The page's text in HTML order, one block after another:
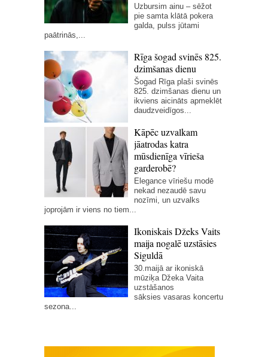
Uzbursim ainu – sēžot
pie samta klātā pokera
galda, pulss jūtami
paātrinās,...
Rīga šogad svinēs 825.
dzimšanas dienu
Šogad Rīga plaši svinēs
825. dzimšanas dienu un
ikviens aicināts apmeklēt
daudzveidīgos...
Kāpēc uzvalkam
jāatrodas katra
mūsdienīga vīrieša
garderobē?
Elegance vīriešu modē
nekad nezaudē savu
nozīmi, un uzvalks
joprojām ir viens no tiem...
Ikoniskais Džeks Vaits
maija nogalē uzstāsies
Siguldā
30.maijā ar ikoniskā
mūziķa Džeka Vaita
uzstāšanos
sāksies vasaras koncertu
sezona...